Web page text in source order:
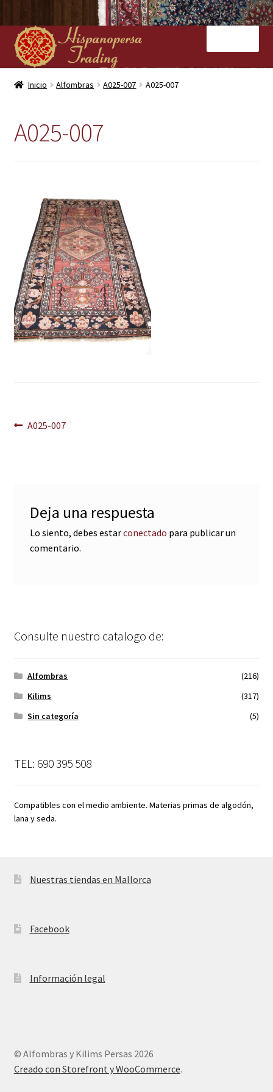
Ir
a
la
navegación
Ir
al
contenido
Inicio
Contacto
Inicio Alfombras A025-007 A025-007
A025-007
Navegación
Anterior:
A025-007
Deja una respuesta
Lo siento, debes estarconectado para publicar un
comentario.
Consulte nuestro catalogo de:
Alfombras
(216)
Kilims
(317)
Sin categoría
(5)
TEL: 690 395 508
Compatibles con el medio ambiente. Materias primas de algodón,
lana y seda.
Nuestras tiendas en Mallorca
Facebook
Información legal
© Alfombras y Kilims Persas 2026
Creado con Storefront y WooCommerce.